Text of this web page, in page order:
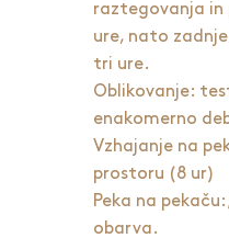
raztegovanja in
ure, nato
tri ure.
Oblikovanje:
enakomerno
Vzhajanje na
prostoru (8 ur)
Peka na
obarva.